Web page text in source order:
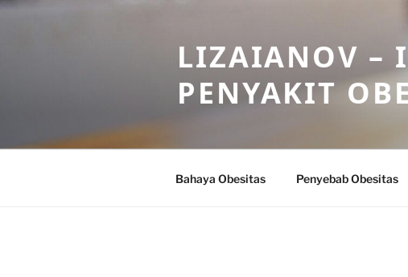
Skip
LIZAIANOV –
PENYAKIT
Bahaya Obesitas Penyebab Obesitas